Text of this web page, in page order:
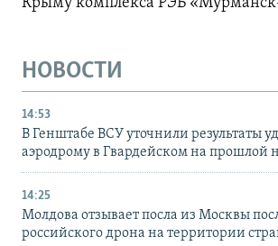
НОВОСТИ
14:53
В Генштабе ВСУ уточнили результаты
аэродрому в Гвардейском на прошлой
14:25
Молдова отзывает посла из Москвы
российского дрона на территории